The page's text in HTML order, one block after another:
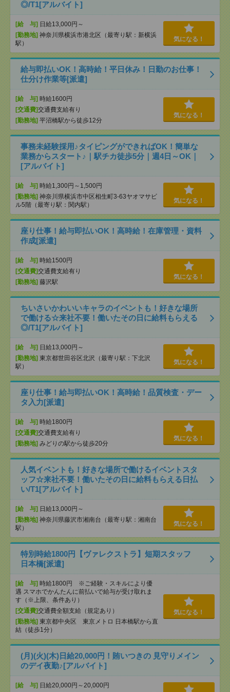
◎/T1[アルバイト]
[給 与] 日給13,000円～
[勤務地] 神奈川県横浜市港北区（最寄り駅：新横浜
駅）
気になる！
給与即払いOK！高時給！平日休み！日勤のお仕事！
仕分け作業等[派遣]
[給 与] 時給1600円
[交通費]交通費支給有り
[勤務地] 平沼橋駅から徒歩12分
気になる！
事務未経験採用♪タイピングができればOK！簡単な
業務からスタート♪｜駅チカ徒歩5分｜週4日～OK｜
[アルバイト]
[給 与] 時給1,300円～1,500円
[勤務地] 神奈川県横浜市中区相生町3-63ヤオマサビ
ル5階（最寄り駅：関内駅）
気になる！
座り仕事！給与即払いOK！高時給！在庫管理・資料
作成[派遣]
[給 与] 時給1500円
[交通費]交通費支給有り
[勤務地] 藤沢駅
気になる！
ちいさいかわいいキャラのイベントも！好きな場所
で働ける☆来社不要！働いたその日に給料もらえる
◎/T1[アルバイト]
[給 与] 日給13,000円～
[勤務地] 東京都世田谷区北沢（最寄り駅：下北沢
駅）
気になる！
座り仕事！給与即払いOK！高時給！品質検査・デー
タ入力[派遣]
[給 与] 時給1800円
[交通費]交通費支給有り
[勤務地] みどりの駅から徒歩20分
気になる！
人気イベントも！好きな場所で働けるイベントスタ
ッフ☆来社不要！働いたその日に給料もらえる日払
い/T1[アルバイト]
[給 与] 日給13,000円～
[勤務地] 神奈川県藤沢市湘南台（最寄り駅：湘南台
駅）
気になる！
特別時給1800円【ヴァレクストラ】短期スタッフ
日本橋[派遣]
[給 与] 時給1800円 ※ご経験・スキルにより優
遇 スマホでかんたんに前払いで給与が受け取れま
す（※上限、条件あり）
[交通費]交通費全額支給（規定あり）
[勤務地] 東京都中央区 東京メトロ 日本橋駅から直
結（徒歩1分）
気になる！
(月)(火)(木)日給20,000円！賄いつきの 見守りメイン
のデイ夜勤♪[アルバイト]
[給 与] 日給20,000円～20,000円